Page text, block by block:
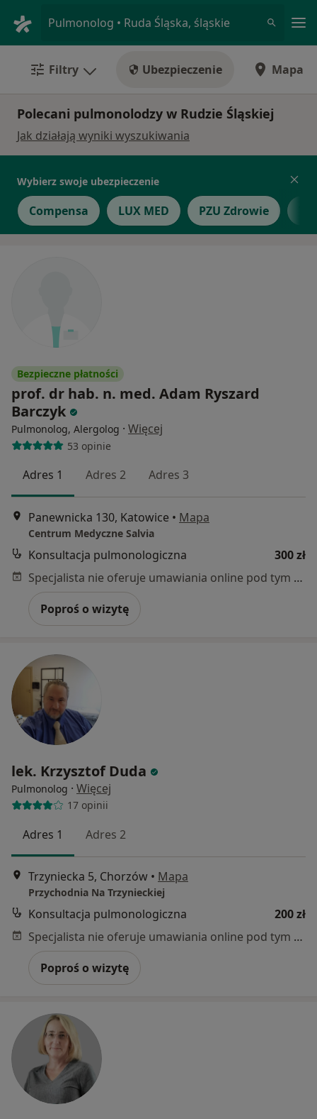
Pulmonolog • Ruda Śląska, śląskie
Filtry Ubezpieczenie Mapa
Polecani pulmonolodzy w Rudzie Śląskiej
Jak działają wyniki wyszukiwania
Wybierz swoje ubezpieczenie
Compensa LUX MED PZU Zdrowie
Bezpieczne płatności
prof. dr hab. n. med. Adam Ryszard
Barczyk
Pulmonolog, Alergolog · Więcej
53 opinie
Adres 1 Adres 2 Adres 3
Panewnicka 130, Katowice • Mapa
Centrum Medyczne Salvia
Konsultacja pulmonologiczna
300 zł
Specjalista nie oferuje umawiania online pod tym adresem.
Poproś o wizytę
lek. Krzysztof Duda
Pulmonolog · Więcej
17 opinii
Adres 1 Adres 2
Trzyniecka 5, Chorzów • Mapa
Przychodnia Na Trzynieckiej
Konsultacja pulmonologiczna
200 zł
Specjalista nie oferuje umawiania online pod tym adresem.
Poproś o wizytę